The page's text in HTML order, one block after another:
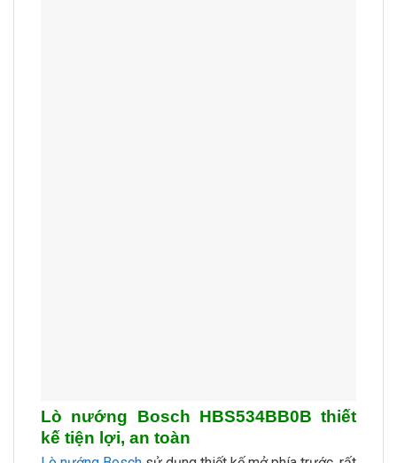
Lò nướng Bosch HBS534BB0B thiết
kế tiện lợi, an toàn